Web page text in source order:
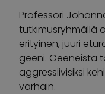
Professori
tutkimusryhmällä
erityinen, juuri
geeni. Geeneistä
aggressiivisiksi
varhain.